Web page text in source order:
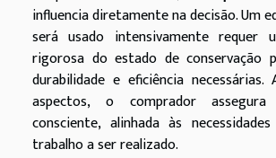
influencia diretamente na decisão. Um
será usado intensivamente requer
rigorosa do estado de conservação
durabilidade e eficiência necessárias.
aspectos, o comprador
consciente, alinhada às
trabalho a ser realizado.